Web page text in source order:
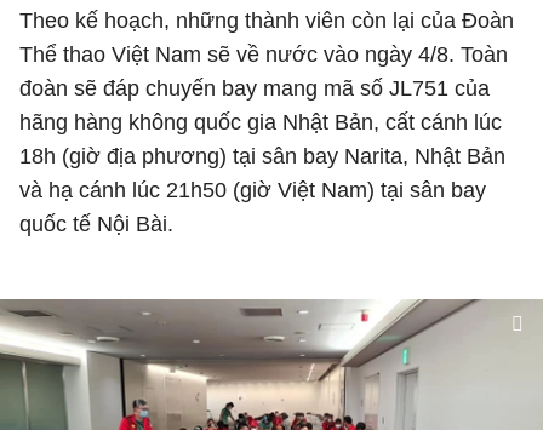
Theo kế hoạch, những thành viên còn lại của Đoàn
Thể thao Việt Nam sẽ về nước vào ngày 4/8. Toàn
đoàn sẽ đáp chuyến bay mang mã số JL751 của
hãng hàng không quốc gia Nhật Bản, cất cánh lúc
18h (giờ địa phương) tại sân bay Narita, Nhật Bản
và hạ cánh lúc 21h50 (giờ Việt Nam) tại sân bay
quốc tế Nội Bài.